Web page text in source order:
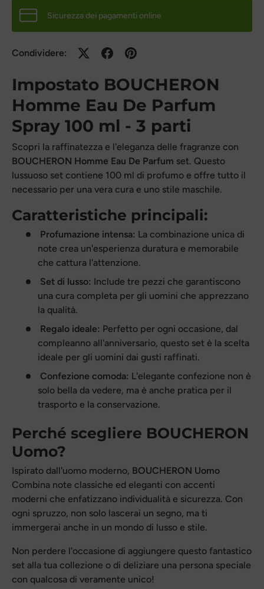
Sicurezza dei pagamenti online
Condividere:
Impostato BOUCHERON
Homme Eau De Parfum
Spray 100 ml - 3 parti
Scopri la raffinatezza e l'eleganza delle fragranze con
BOUCHERON Homme Eau De Parfum set. Questo
lussuoso set contiene 100 ml di profumo e offre tutto il
necessario per una vera cura e uno stile maschile.
Caratteristiche principali:
Profumazione intensa: La combinazione unica di
note crea un'esperienza duratura e memorabile
che cattura l'attenzione.
Set di lusso: Include tre pezzi che garantiscono
una cura completa per gli uomini che apprezzano
la qualità.
Regalo ideale: Perfetto per ogni occasione, dal
compleanno all'anniversario, questo set è la scelta
ideale per gli uomini dai gusti raffinati.
Confezione comoda: L'elegante confezione non è
solo bella da vedere, ma è anche pratica per il
trasporto e la conservazione.
Perché scegliere BOUCHERON
Uomo?
Ispirato dall'uomo moderno, BOUCHERON Uomo
Combina note classiche ed eleganti con accenti
moderni che enfatizzano individualità e sicurezza. Con
ogni spruzzo, non solo lascerai un segno, ma ti
immergerai anche in un mondo di lusso e stile.
Non perdere l'occasione di aggiungere questo fantastico
set alla tua collezione o di deliziare una persona speciale
con qualcosa di veramente unico!